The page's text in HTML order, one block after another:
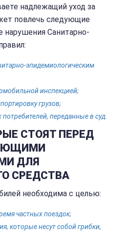
надлежащий уход за
повлечь следующие
Санитарно-
эпидемиологическим
инспекцией;
грузов;
переданные в суд.
СТОЯТ ПЕРЕД
ДЛЯ
СРЕДСТВА
необходима с целью:
частных поездок;
которые несут собой грибки,